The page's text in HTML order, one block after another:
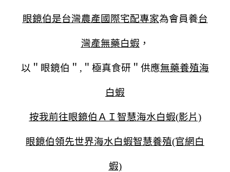
眼鏡伯是台灣農產國際宅配專家為會員養台
灣產無藥白蝦 ，
以＂眼鏡伯＂,＂極真食研＂供應無藥養殖海
白蝦
按我前往眼鏡伯ＡＩ智慧海水白蝦(影片)
眼鏡伯領先世界海水白蝦智慧養殖(官網白
蝦)